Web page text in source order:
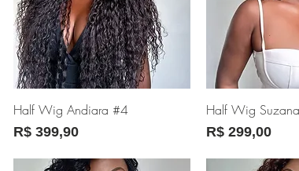
Visualização rápida
Half Wig Andiara #4
Preço
R$ 399,90
Half Wig
Preço
R$ 299,00